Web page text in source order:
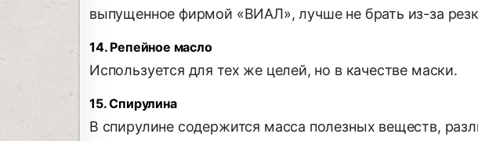
выпущенное фирмой «ВИАЛ», лучше не брать из-за
14. Репейное масло
Используется для тех же целей, но в качестве маски.
15. Спирулина
В спирулине содержится масса полезных веществ,